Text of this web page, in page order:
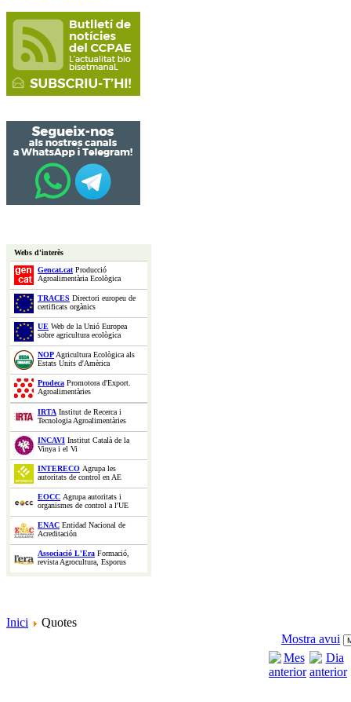
Webs d'interès
Gencat.catProducció
Agroalimentària Ecològica
TRACES Directori europeu de
certificats orgànics
UE Web de la Unió Europea
sobre agricultura ecològica
NOPAgricultura Ecològica als
Estats Units d'Amèrica
Prodeca Promotora d'Export.
Agroalimentàries
IRTA Institut de Recerca i
Tecnologia Agroalimentàries
INCAVI Institut Català de la
Vinya i el Vi
INTERECO Agrupa les
autoritats de control en AE
EOCC Agrupa autoritats i
organismes de control a l'UE
ENAC Entidad Nacional de
Acreditación
Associació L'Era Formació,
revista Agrocultura, Esporus
Inici
Quotes
Mostra avui